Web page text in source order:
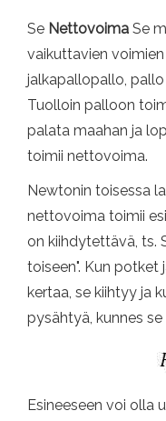
Se Nettovoima Se
vaikuttavien
jalkapallopallo, pallo
Tuolloin palloon
palata maahan ja
toimii nettovoima.
Newtonin toisessa
nettovoima toimii
on kiihdytettävä, ts.
toiseen". Kun
kertaa, se kiihtyy ja
pysähtyä, kunnes
Esineeseen voi olla